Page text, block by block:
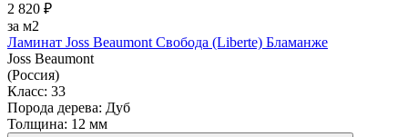
2 820 ₽
за м2
Ламинат Joss Beaumont Свобода (Liberte) Бламанже
Joss Beaumont
(Россия)
Класс: 33
Порода дерева: Дуб
Толщина: 12 мм